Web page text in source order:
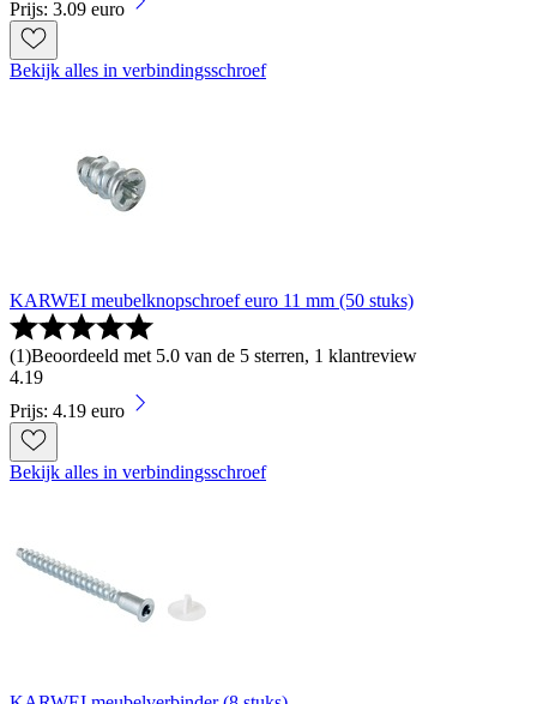
Prijs: 3.09 euro
Bekijk alles in verbindingsschroef
KARWEI meubelknopschroef euro 11 mm (50 stuks)
(1)Beoordeeld met 5.0 van de 5 sterren, 1 klantreview
4.19
Prijs: 4.19 euro
Bekijk alles in verbindingsschroef